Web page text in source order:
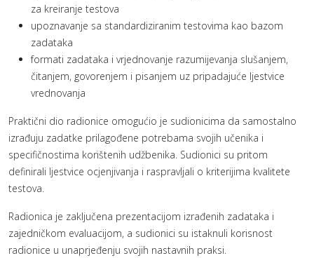
za kreiranje testova
upoznavanje sa standardiziranim testovima kao bazom
zadataka
formati zadataka i vrjednovanje razumijevanja slušanjem,
čitanjem, govorenjem i pisanjem uz pripadajuće ljestvice
vrednovanja
Praktični dio radionice omogućio je sudionicima da samostalno
izrađuju zadatke prilagođene potrebama svojih učenika i
specifičnostima korištenih udžbenika. Sudionici su pritom
definirali ljestvice ocjenjivanja i raspravljali o kriterijima kvalitete
testova.
Radionica je zaključena prezentacijom izrađenih zadataka i
zajedničkom evaluacijom, a sudionici su istaknuli korisnost
radionice u unaprjeđenju svojih nastavnih praksi.